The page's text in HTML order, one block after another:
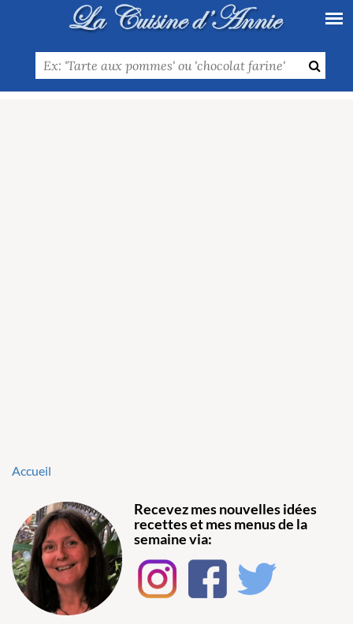
Accueil
Recevez mes nouvelles idées
recettes et mes menus de la
semaine via: